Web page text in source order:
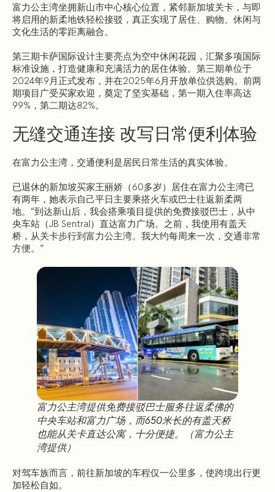
富力公主湾坐拥新山市中心核心位置，紧邻新加坡关卡，与即
将启用的新柔地铁轻松接驳，真正实现了居住、购物、休闲与
文化生活的零距离融合。
第三期卡萨国际设计主要亮点为空中休闲花园，汇聚多项国际
标准设施，打造健康和充满活力的居住体验。第三期单位于
2024年9月正式发布，并在2025年6月开放单位供选购。前两
期项目广受买家欢迎，奠定了坚实基础，第一期入住率高达
99%，第二期达82%。
无缝交通连接 改写日常便利体验
在富力公主湾，交通便利是居民日常生活的真实体验。
已退休的新加坡买家王丽娇（60多岁）居住在富力公主湾已
有两年，她表示自己平日主要乘搭火车或巴士往返新柔两
地。“到达新山后，我会搭乘项目提供的免费接驳巴士，从中
央车站（JB Sentral）直达富力广场。之前，我使用有盖天
桥，从关卡步行到富力公主湾。我大约每周来一次，交通非常
方便。”
富力公主湾提供免费接驳巴士服务往返柔佛的
中央车站和富力广场，而650米长的有盖天桥
也能从关卡直达公寓，十分便捷。（富力公主
湾提供）
对驾车族而言，前往新加坡的车程仅一公里多，使跨境出行更
加轻松自如。